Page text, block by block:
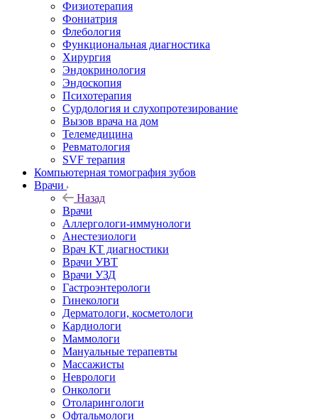
Физиотерапия
Фониатрия
Флебология
Функциональная диагностика
Хирургия
Эндокринология
Эндоскопия
Психотерапия
Сурдология и слухопротезирование
Вызов врача на дом
Телемедицина
Ревматология
SVF терапия
Компьютерная томография зубов
Врачи
Назад
Врачи
Аллергологи-иммунологи
Анестезиологи
Врач КТ диагностики
Врачи УВТ
Врачи УЗД
Гастроэнтерологи
Гинекологи
Дерматологи, косметологи
Кардиологи
Маммологи
Мануальные терапевты
Массажисты
Неврологи
Онкологи
Отоларингологи
Офтальмологи